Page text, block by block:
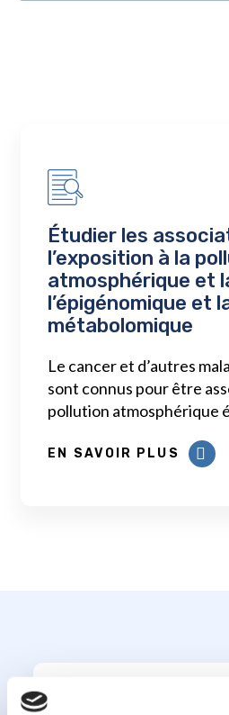
Étudier les
l’exposition à la
atmosphérique et
l’épigénomique et
métabolomique
Le cancer et d’autres
sont connus pour être
pollution atmosphérique
EN SAVOIR PLUS